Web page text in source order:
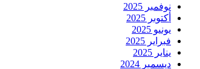
نوفمبر 2025
أكتوبر 2025
يونيو 2025
فبراير 2025
يناير 2025
ديسمبر 2024